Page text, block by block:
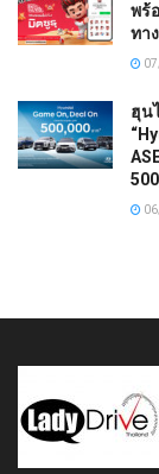
พร้
ทา
ฮุน